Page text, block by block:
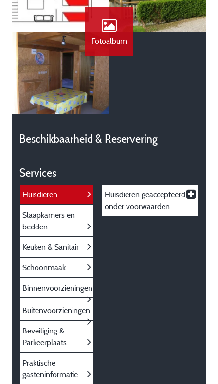
Fotoalbum
Beschikbaarheid & Reservering
Services
Huisdieren
Slaapkamers en
bedden
Keuken & Sanitair
Schoonmaak
Binnenvoorzieningen
Buitenvoorzieningen
Beveiliging &
Parkeerplaats
Praktische
gasteninformatie
Huisdierengeaccepteerd
onder voorwaarden